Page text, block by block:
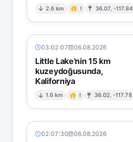
2.6 km I 36.07, -117.84
03:02:07 06.08.2026
Little Lake'nin 15 km
kuzeydoğusunda,
Kaliforniya
1.6 km I 36.02, -117.78
02:07:30 06.08.2026